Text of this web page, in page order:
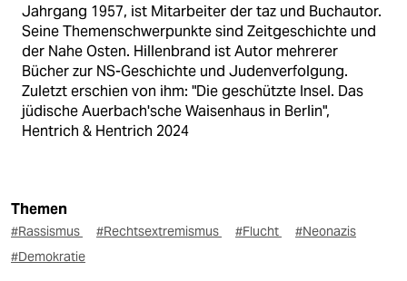
Jahrgang 1957, ist Mitarbeiter der taz und Buchautor.
Seine Themenschwerpunkte sind Zeitgeschichte und
der Nahe Osten. Hillenbrand ist Autor mehrerer
Bücher zur NS-Geschichte und Judenverfolgung.
Zuletzt erschien von ihm: "Die geschützte Insel. Das
jüdische Auerbach'sche Waisenhaus in Berlin",
Hentrich & Hentrich 2024
Themen
#Rassismus #Rechtsextremismus #Flucht
#Neonazis
#Demokratie